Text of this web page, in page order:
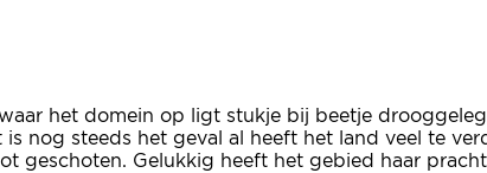
het domein op ligt stukje bij beetje
nog steeds het geval al heeft het land veel te
geschoten. Gelukkig heeft het gebied haar